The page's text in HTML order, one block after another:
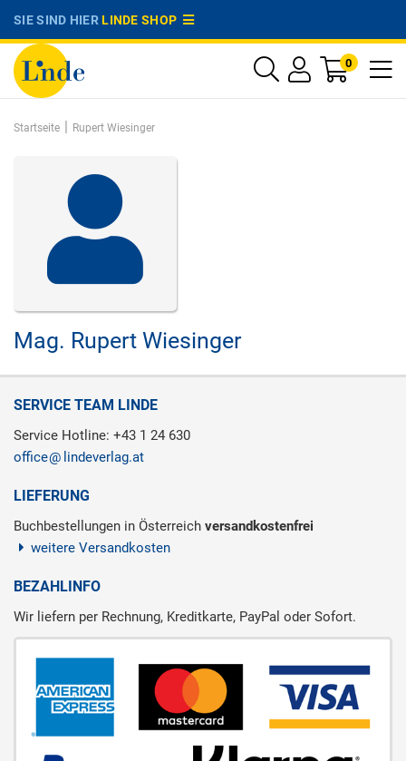
SIE SIND HIERLINDE SHOP
0
Startseite | Rupert Wiesinger
Mag. Rupert Wiesinger
SERVICE TEAM LINDE
Service Hotline: +43 1 24 630
office
lindeverlag.at
LIEFERUNG
Buchbestellungen in Österreich versandkostenfrei
weitere Versandkosten
BEZAHLINFO
Wir liefern per Rechnung, Kreditkarte, PayPal oder Sofort.